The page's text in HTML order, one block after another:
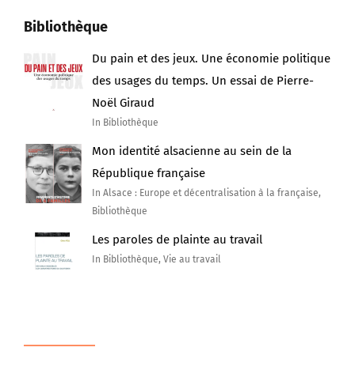
Bibliothèque
Du pain et des jeux. Une économie politique
des usages du temps. Un essai de Pierre-
Noël Giraud
In Bibliothèque
Mon identité alsacienne au sein de la
République française
In Alsace : Europe et décentralisation à la française,
Bibliothèque
Les paroles de plainte au travail
In Bibliothèque, Vie au travail